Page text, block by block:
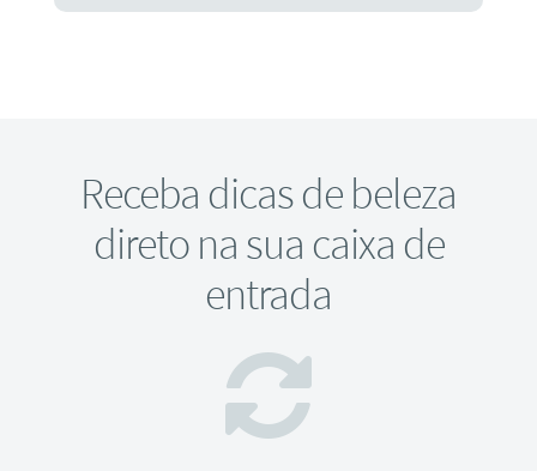
Receba dicas de beleza
direto na sua caixa de
entrada